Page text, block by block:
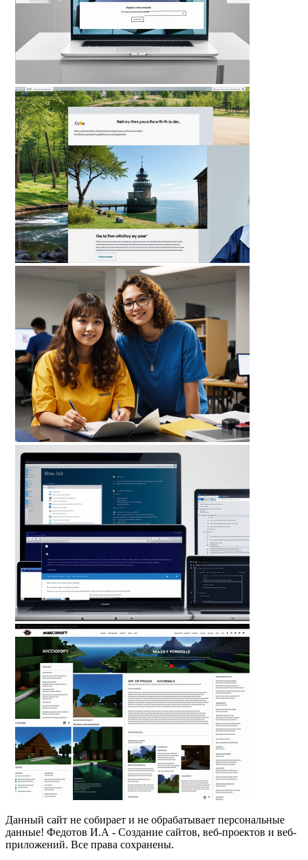
Данный сайт не собирает и не обрабатывает персональные
данные! Федотов И.А - Создание сайтов, веб-проектов и веб-
приложений. Все права сохранены.